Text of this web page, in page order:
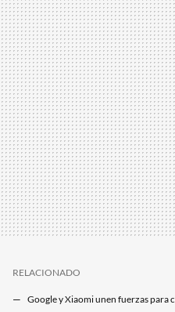
RELACIONADO